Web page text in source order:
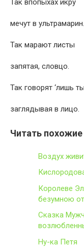
Так впопыхах икру
мечут в ультрамарин.
Так марают листы
запятая, словцо.
Так говорят ‘лишь
заглядывая в лицо.
Читать похожие
Воздух
Королеве
безумною
Сказка
Ну-ка Петя